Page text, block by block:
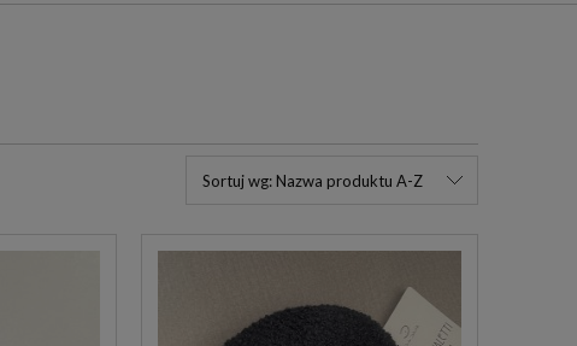
Sortuj wg: Nazwa produktu A-Z